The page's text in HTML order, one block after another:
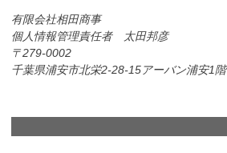
有限会社相田商事
個人情報管理責任者 太田邦彦
279-0002
千葉県浦安市北栄2-28-15アーバン浦安1階